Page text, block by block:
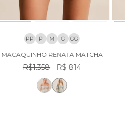
PP P M G GG
MACAQUINHO RENATA MATCHA
R$1.358 R$ 814